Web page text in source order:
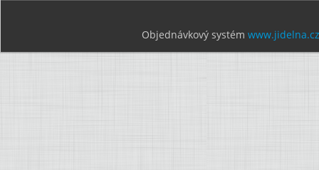
Objednávkový systém www.jidelna.cz